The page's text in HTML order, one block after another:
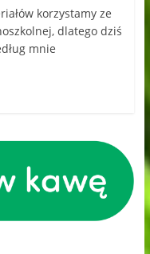
korzystamy ze
dlatego dziś
mnie